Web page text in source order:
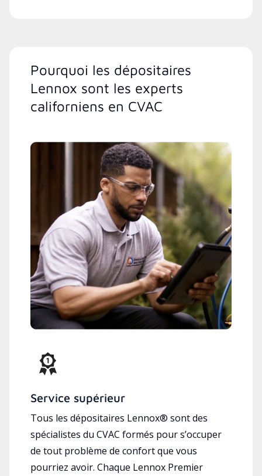
Pourquoi les dépositaires
Lennox sont les experts
californiens en CVAC
Service supérieur
Tous les dépositaires Lennox® sont des
spécialistes du CVAC formés pour s’occuper
de tout problème de confort que vous
pourriez avoir. Chaque Lennox Premier